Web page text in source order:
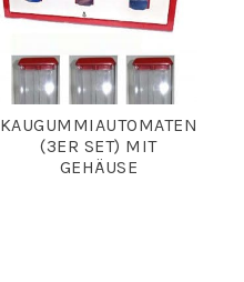
KAUGUMMIAUTOMATEN
(3ER SET) MIT
GEHÄUSE